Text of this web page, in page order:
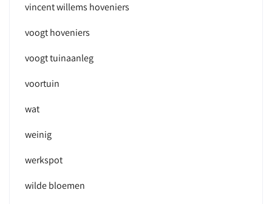
vincent willems hoveniers
voogt hoveniers
voogt tuinaanleg
voortuin
wat
weinig
werkspot
wilde bloemen